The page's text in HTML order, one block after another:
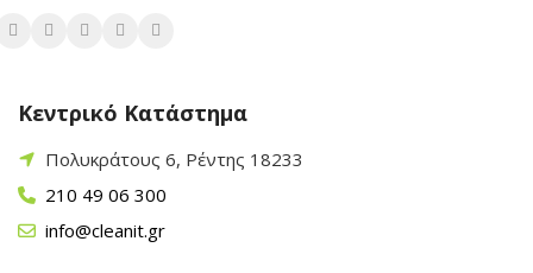
Κεντρικό Κατάστημα
Πολυκράτους 6, Ρέντης 18233
210 49 06 300
info@cleanit.gr